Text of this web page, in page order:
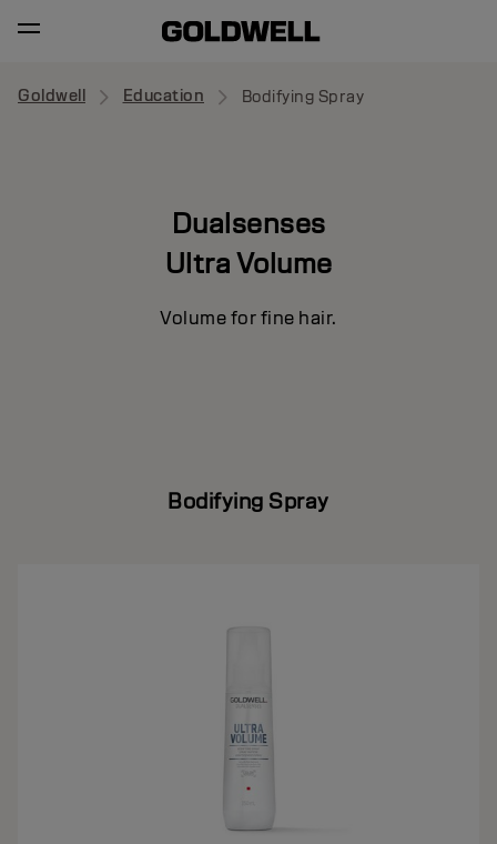
Goldwell Education Bodifying Spray
Dualsenses
Ultra Volume
Volume for fine hair.
Bodifying Spray